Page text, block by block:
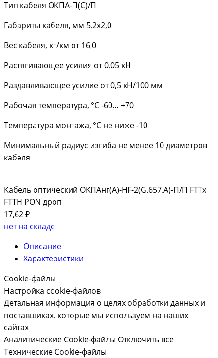
Тип кабеля ОКПА-П(С)/П
Габариты кабеля, мм 5,2x2,0
Вес кабеля, кг/км от 16,0
Растягивающее усилия от 0,05 кН
Раздавливающее усилие от 0,5 кН/100 мм
Рабочая температура, °С -60… +70
Температура монтажа, °С не ниже -10
Минимальный радиус изгиба не менее 10 диаметров
кабеля
Кабель оптический ОКПАнг(А)-HF-2(G.657.А)-П/П FTTx
FTTH PON дроп
17,62 ₽
нет на складе
Описание
Характеристики
Cookie-файлы
Настройка cookie-файлов
Детальная информация о целях обработки данных и
поставщиках, которые мы используем на наших
сайтах
Аналитические Cookie-файлы Отключить все
Технические Cookie-файлы